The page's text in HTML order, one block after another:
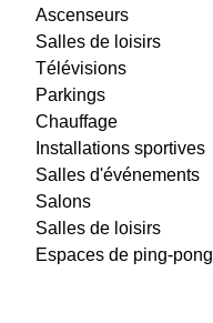
Ascenseurs
Salles de loisirs
Télévisions
Parkings
Chauffage
Installations sportives
Salles d'événements
Salons
Salles de loisirs
Espaces de ping-pong